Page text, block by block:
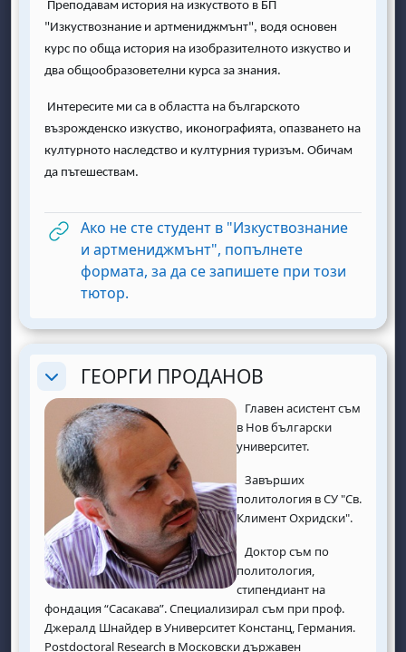
Преподавам история на изкуството в БП
"Изкуствознание и артмениджмънт", водя основен
курс по обща история на изобразителното изкуство и
два общообразоветелни курса за знания.
Интересите ми са в областта на българското
възрожденско изкуство, иконографията, опазването на
културното наследство и културния туризъм. Обичам
да пътешествам.
Ако не сте студент в "Изкуствознание
и артмениджмънт", попълнете
формата, за да се запишете при този
тютор.
ReplierГЕОРГИ ПРОДАНОВ
Главен асистент съм
в Нов български
университет.
Завърших
политология в СУ "Св.
Климент Охридски".
Доктор съм по
политология,
стипендиант на
фондация “Сасакава”. Специализирал съм при проф.
Джералд Шнайдер в Университет Констанц, Германия.
Postdoctoral Research в Московски държавен